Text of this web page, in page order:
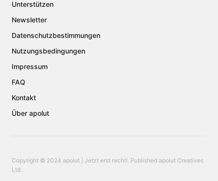
Unterstützen
Newsletter
Datenschutzbestimmungen
Nutzungsbedingungen
Impressum
FAQ
Kontakt
Über apolut
Copyright © 2024 apolut | Jetzt erst recht!. Published apolut Creatives
Ltd.